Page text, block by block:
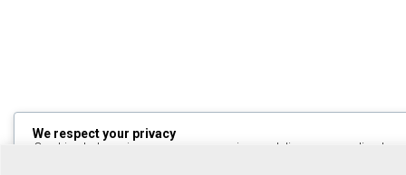
We respect your privacy
Cookies help us improve your experience, deliver personalized